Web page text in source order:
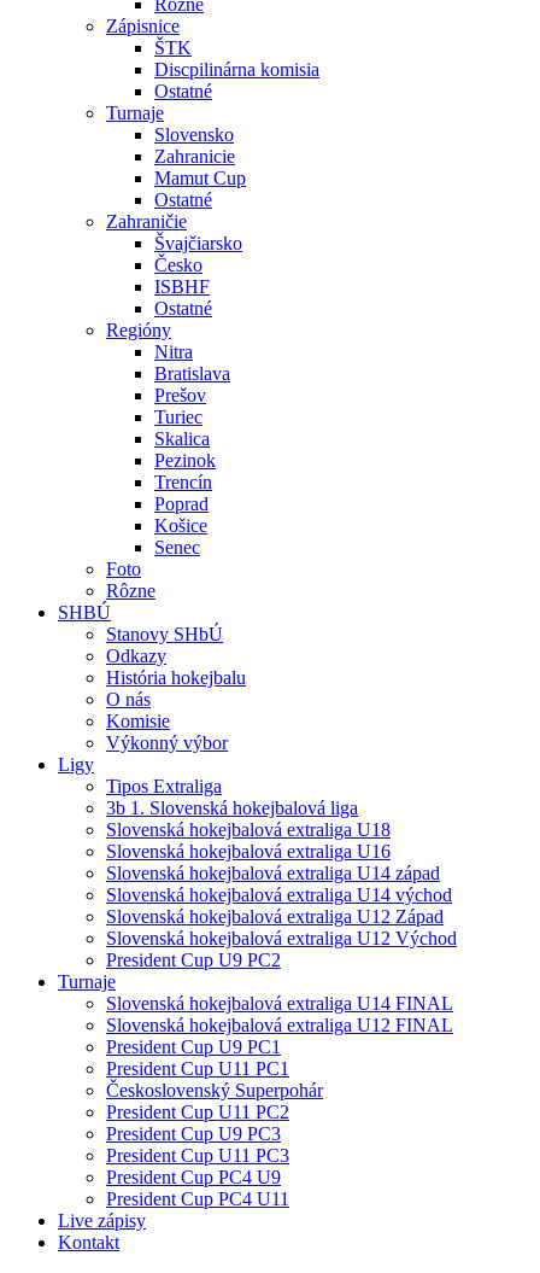
Zápisnice
ŠTK
Discpilinárna komisia
Ostatné
Turnaje
Slovensko
Zahranicie
Mamut Cup
Ostatné
Zahraničie
Švajčiarsko
Česko
ISBHF
Ostatné
Regióny
Nitra
Bratislava
Prešov
Turiec
Skalica
Pezinok
Trencín
Poprad
Košice
Senec
Foto
Rôzne
SHBÚ
Stanovy SHbÚ
Odkazy
História hokejbalu
O nás
Komisie
Výkonný výbor
Ligy
Tipos Extraliga
3b 1. Slovenská hokejbalová liga
Slovenská hokejbalová extraliga U18
Slovenská hokejbalová extraliga U16
Slovenská hokejbalová extraliga U14 západ
Slovenská hokejbalová extraliga U14 východ
Slovenská hokejbalová extraliga U12 Západ
Slovenská hokejbalová extraliga U12 Východ
President Cup U9 PC2
Turnaje
Slovenská hokejbalová extraliga U14 FINAL
Slovenská hokejbalová extraliga U12 FINAL
President Cup U9 PC1
President Cup U11 PC1
Československý Superpohár
President Cup U11 PC2
President Cup U9 PC3
President Cup U11 PC3
President Cup PC4 U9
President Cup PC4 U11
Live zápisy
Kontakt